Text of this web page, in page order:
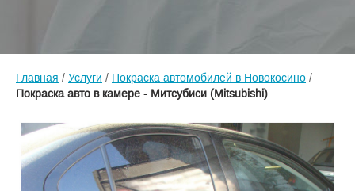
Главная / Услуги / Покраска автомобилей в Новокосино /
Покраска авто в камере - Митсубиси (Mitsubishi)